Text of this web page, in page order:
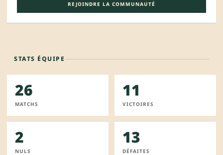
REJOINDRE LA COMMUNAUTÉ
STATS ÉQUIPE
26
MATCHS
11
VICTOIRES
2
NULS
13
DÉFAITES